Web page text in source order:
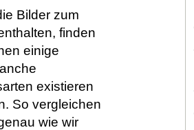
Bilder zum
finden
einige
existieren
So vergleichen
wie wir